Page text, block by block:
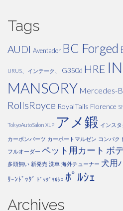
Tags
AUDI Aventador BC Forged
URUS、インテーク、 G350d HRE
MANSORY Mercedes-
RollsRoyce RoyalTails Florence
TokyoAutoSalon XLP アメ鍛 インス
カーボンパーツ カーポートマルゼン コンパク
フルオーダー ペット用カート ボ
多頭飼い 新発売 洗車 海外チューナー 犬用
ﾘｰﾝﾄﾞｯｸﾞ ﾄﾞｯｸﾞﾏﾙｼｪ ﾎﾟﾙｼｪ
Archives